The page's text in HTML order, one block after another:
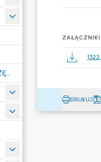
POLITYKA CIĄGŁOŚCI DZIAŁANIA URZĘDU MIASTA ŻORY
ZAŁĄCZNIKI
DRUKUJ